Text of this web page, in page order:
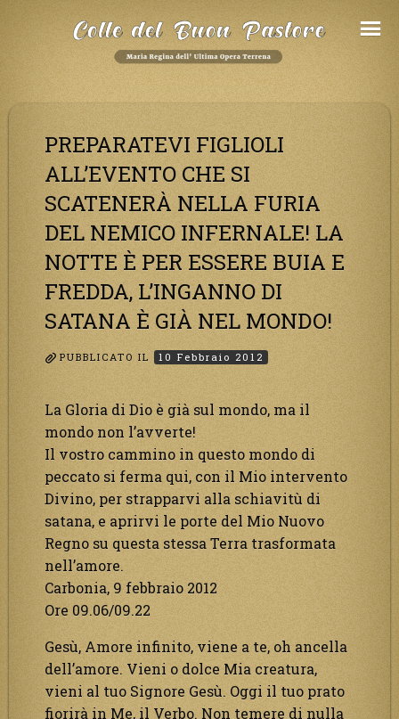
PREPARATEVI FIGLIOLI
ALL’EVENTO CHE SI
SCATENERÀ NELLA FURIA
DEL NEMICO INFERNALE! LA
NOTTE È PER ESSERE BUIA E
FREDDA, L’INGANNO DI
SATANA È GIÀ NEL MONDO!
PUBBLICATO IL 10 Febbraio 2012
La Gloria di Dio è già sul mondo, ma il
mondo non l’avverte!
Il vostro cammino in questo mondo di
peccato si ferma qui, con il Mio intervento
Divino, per strapparvi alla schiavitù di
satana, e aprirvi le porte del Mio Nuovo
Regno su questa stessa Terra trasformata
nell’amore.
Carbonia, 9 febbraio 2012
Ore 09.06/09.22
Gesù, Amore infinito, viene a te, oh ancella
dell’amore. Vieni o dolce Mia creatura,
vieni al tuo Signore Gesù. Oggi il tuo prato
fiorirà in Me, il Verbo. Non temere di nulla